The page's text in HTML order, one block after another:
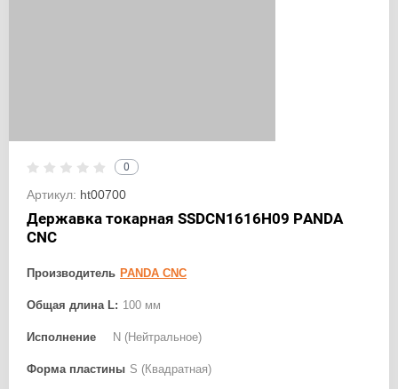
0
Артикул: ht00700
Державка токарная SSDCN1616H09 PANDA
CNC
Производитель PANDA CNC
Общая длина L: 100 мм
Исполнение N (Нейтральное)
Форма пластины S (Квадратная)